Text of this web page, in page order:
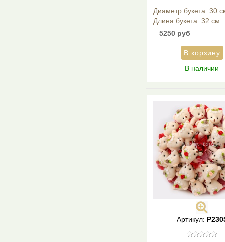
Диаметр букета: 30
Длина букета: 32 см
5250 руб
В наличии
Артикул: